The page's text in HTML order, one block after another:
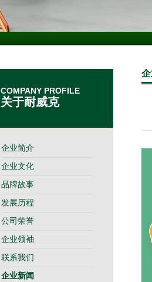
COMPANY PROFILE
关于耐威克
企业简介
企业文化
品牌故事
发展历程
公司荣誉
企业领袖
联系我们
企业新闻